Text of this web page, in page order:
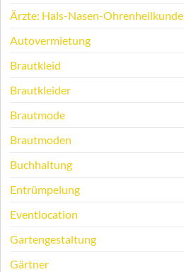
Ärzte: Hals-Nasen-Ohrenheilkunde
Autovermietung
Brautkleid
Brautkleider
Brautmode
Brautmoden
Buchhaltung
Entrümpelung
Eventlocation
Gartengestaltung
Gärtner